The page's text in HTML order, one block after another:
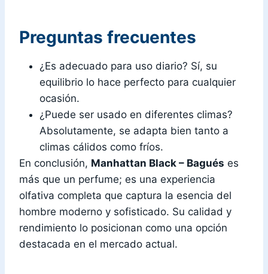
Preguntas frecuentes
¿Es adecuado para uso diario? Sí, su
equilibrio lo hace perfecto para cualquier
ocasión.
¿Puede ser usado en diferentes climas?
Absolutamente, se adapta bien tanto a
climas cálidos como fríos.
En conclusión, Manhattan Black – Bagués es
más que un perfume; es una experiencia
olfativa completa que captura la esencia del
hombre moderno y sofisticado. Su calidad y
rendimiento lo posicionan como una opción
destacada en el mercado actual.